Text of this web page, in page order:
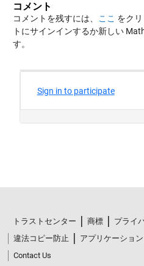
コメント
コメントを残すには、 ここ をク
トにサインインするか新しい
す。
トラストセンター 商標
プライ
違法コピー防止
アプリケーショ
Contact Us